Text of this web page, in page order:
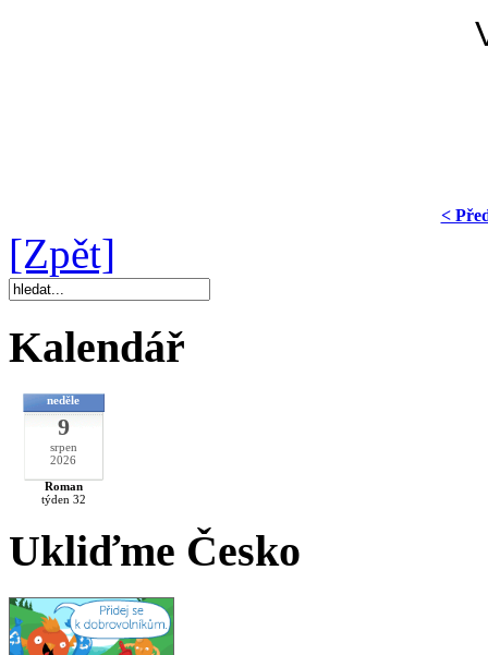
<
[Zpět]
Kalendář
neděle
9
srpen
2026
Roman
týden 32
Ukliďme Česko